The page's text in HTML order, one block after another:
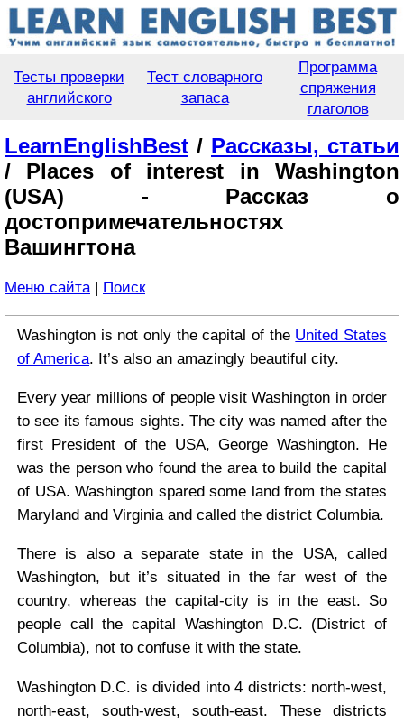
Тесты проверки
английского
Тест словарного
запаса
Программа
спряжения
глаголов
LearnEnglishBest / Рассказы, статьи
/ Places of interest in Washington
(USA) - Рассказ о
достопримечательностях
Вашингтона
Меню сайта| Поиск
Washington is not only the capital of the United States
of America. It’s also an amazingly beautiful city.
Every year millions of people visit Washington in order
to see its famous sights. The city was named after the
first President of the USA, George Washington. He
was the person who found the area to build the capital
of USA. Washington spared some land from the states
Maryland and Virginia and called the district Columbia.
There is also a separate state in the USA, called
Washington, but it’s situated in the far west of the
country, whereas the capital-city is in the east. So
people call the capital Washington D.C. (District of
Columbia), not to confuse it with the state.
Washington D.C. is divided into 4 districts: north-west,
north-east, south-west, south-east. These districts